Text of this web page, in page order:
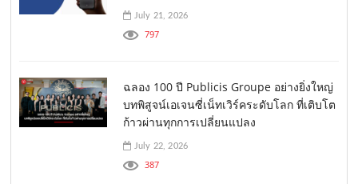
July 21, 2026
797
ฉลอง 100 ปี Publicis Groupe อย่างยิ่งใหญ่
บทพิสูจน์เอเจนซี่เน็ทเวิร์คระดับโลก ที่เติบโต
ก้าวผ่านทุกการเปลี่ยนแปลง
July 22, 2026
387